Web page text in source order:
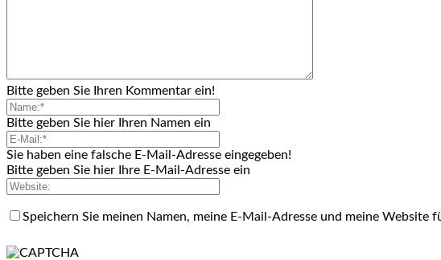
Bitte geben Sie Ihren Kommentar ein!
Bitte geben Sie hier Ihren Namen ein
Sie haben eine falsche E-Mail-Adresse eingegeben!
Bitte geben Sie hier Ihre E-Mail-Adresse ein
Speichern Sie meinen Namen, meine E-Mail-Adresse und meine Website